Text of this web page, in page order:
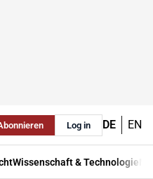
Log in DE EN
Wissenschaft & Technologie